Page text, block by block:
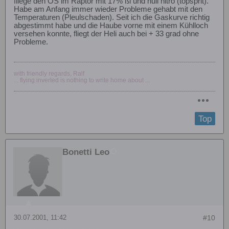
Habe am Anfang immer wieder Probleme gehabt mit den
Temperaturen (Pleulschaden). Seit ich die Gaskurve richtig
abgestimmt habe und die Haube vorne mit einem Kühlloch
versehen konnte, fliegt der Heli auch bei + 33 grad ohne
Probleme.
with friendly regards, Ralf
... flying inverted is nothing to write home about ...
Top
Bonetti Leo
#10
30.07.2001, 11:42